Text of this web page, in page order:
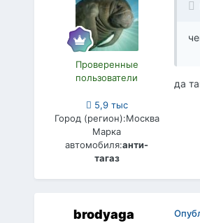
Проверенные
пользователи
5,9 тыс
Город (регион):Москва
Марка
автомобиля:анти-
тагаз
да
brodyaga